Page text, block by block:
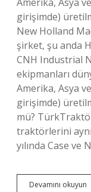
girişimde)
New Holland
şirket, şu anda
CNH Industrial
ekipmanları
Amerika, Asya
girişimde)
mü?
traktörlerini
yılında Case ve
Devamını okuyun